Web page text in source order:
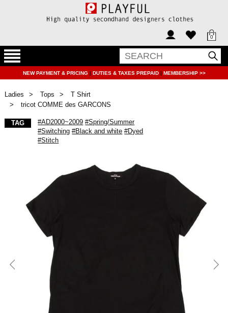
0
NEW PAYMENT & PRICING | DUTIES & TAXES PREPAID | MEMBERSHIP >>
Ladies Tops
T Shirt
tricot COMME des GARCONS
TAG #AD2000~2009 #Spring/Summer
#Switching #Black and white #Dyed
#Stitch